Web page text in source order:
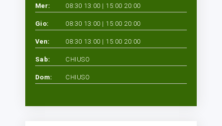
Mer: 08:30 13:00 | 15:00 20:00
Gio: 08:30 13:00 | 15:00 20:00
Ven: 08:30 13:00 | 15:00 20:00
Sab: CHIUSO
Dom: CHIUSO